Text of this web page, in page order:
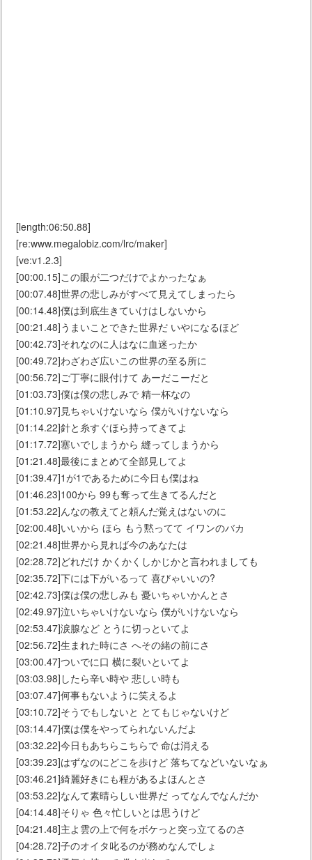
[length:06:50.88]
[re:www.megalobiz.com/lrc/maker]
[ve:v1.2.3]
[00:00.15]この眼が二つだけでよかったなぁ
[00:07.48]世界の悲しみがすべて見えてしまったら
[00:14.48]僕は到底生きていけはしないから
[00:21.48]うまいことできた世界だ いやになるほど
[00:42.73]それなのに人はなに血迷ったか
[00:49.72]わざわざ広いこの世界の至る所に
[00:56.72]ご丁寧に眼付けて あーだこーだと
[01:03.73]僕は僕の悲しみで 精一杯なの
[01:10.97]見ちゃいけないなら 僕がいけないなら
[01:14.22]針と糸すぐほら持ってきてよ
[01:17.72]塞いでしまうから 縫ってしまうから
[01:21.48]最後にまとめて全部見してよ
[01:39.47]1が1であるために今日も僕はね
[01:46.23]100から 99も奪って生きてるんだと
[01:53.22]んなの教えてと頼んだ覚えはないのに
[02:00.48]いいから ほら もう黙ってて イワンのバカ
[02:21.48]世界から見れば今のあなたは
[02:28.72]どれだけ かくかくしかじかと言われましても
[02:35.72]下には下がいるって 喜びゃいいの?
[02:42.73]僕は僕の悲しみも 憂いちゃいかんとさ
[02:49.97]泣いちゃいけないなら 僕がいけないなら
[02:53.47]涙腺など とうに切っといてよ
[02:56.72]生まれた時にさ へその緒の前にさ
[03:00.47]ついでに口 横に裂いといてよ
[03:03.98]したら辛い時や 悲しい時も
[03:07.47]何事もないように笑えるよ
[03:10.72]そうでもしないと とてもじゃないけど
[03:14.47]僕は僕をやってられないんだよ
[03:32.22]今日もあちらこちらで 命は消える
[03:39.23]はずなのにどこを歩けど 落ちてなどいないなぁ
[03:46.21]綺麗好きにも程があるよほんとさ
[03:53.22]なんて素晴らしい世界だ ってなんでなんだか
[04:14.48]そりゃ 色々忙しいとは思うけど
[04:21.48]主よ雲の上で何をボケっと突っ立てるのさ
[04:28.72]子のオイタ叱るのが務めなんでしょ